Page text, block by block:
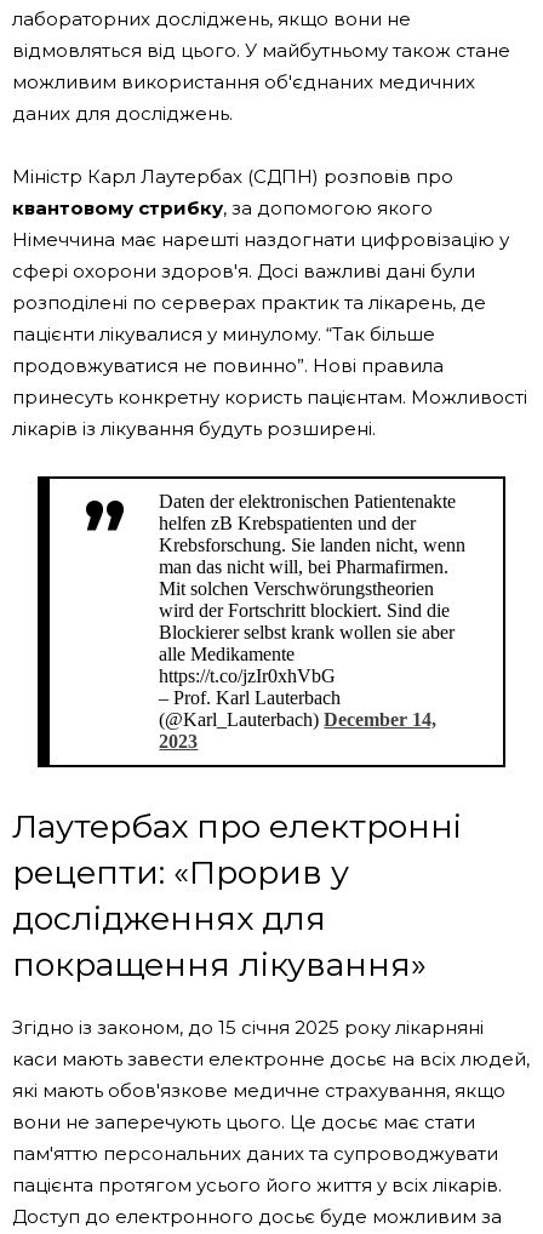
лабораторних досліджень, якщо вони не
відмовляться від цього. У майбутньому також стане
можливим використання об'єднаних медичних
даних для досліджень.
Міністр Карл Лаутербах (СДПН) розповів про
квантовому стрибку, за допомогою якого
Німеччина має нарешті наздогнати цифровізацію у
сфері охорони здоров'я. Досі важливі дані були
розподілені по серверах практик та лікарень, де
пацієнти лікувалися у минулому. “Так більше
продовжуватися не повинно”. Нові правила
принесуть конкретну користь пацієнтам. Можливості
лікарів із лікування будуть розширені.
Daten der elektronischen Patientenakte
helfen zB Krebspatienten und der
Krebsforschung. Sie landen nicht, wenn
man das nicht will, bei Pharmafirmen.
Mit solchen Verschwörungstheorien
wird der Fortschritt blockiert. Sind die
Blockierer selbst krank wollen sie aber
alle Medikamente
https://t.co/jzIr0xhVbG
– Prof. Karl Lauterbach
(@Karl_Lauterbach)December 14,
2023
Лаутербах про електронні
рецепти: «Прорив у
дослідженнях для
покращення лікування»
Згідно із законом, до 15 січня 2025 року лікарняні
каси мають завести електронне досьє на всіх людей,
які мають обов'язкове медичне страхування, якщо
вони не заперечують цього. Це досьє має стати
пам'яттю персональних даних та супроводжувати
пацієнта протягом усього його життя у всіх лікарів.
Доступ до електронного досьє буде можливим за